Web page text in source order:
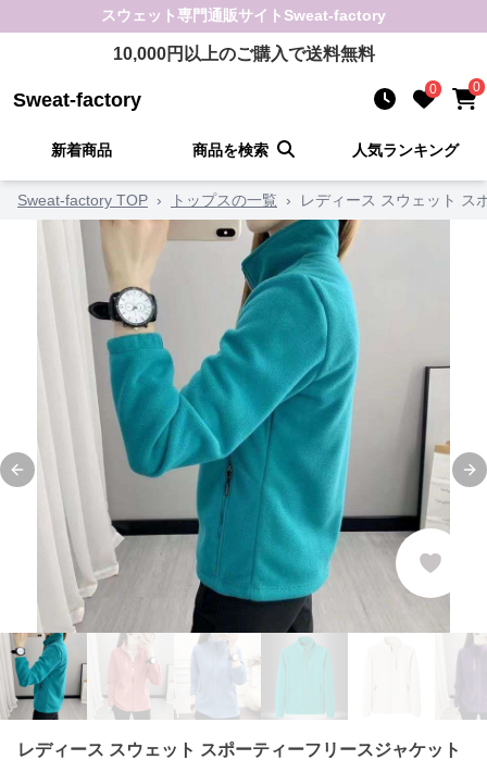
スウェット専門通販サイト Sweat-factory
10,000円以上のご購入で送料無料
Sweat-factory 0 0
新着商品 商品を検索 人気ランキング
Sweat-factory TOP › トップスの一覧 › レディース スウェット ス
Previous slide
レディース スウェット スポーティーフリースジャケット